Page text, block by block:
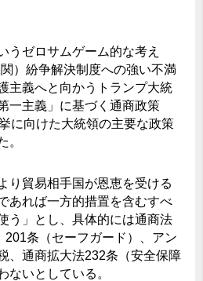
うゼロサムゲーム的な考え
）紛争解決制度への強い不満
主義へと向かうトランプ大統
一主義」に基づく通商政策
に向けた大統領の主要な政策
。
り貿易相手国が恩恵を受ける
あれば一方的措置を含むすべ
う」とし、具体的には通商法
条（セーフガード）、アン
、通商拡大法232条（安全保障
ないとしている。